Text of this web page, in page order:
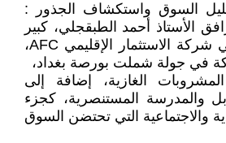
السوق واستكشاف الجذور :
أيار 2025، رافق الأستاذ أحمد الطبقجلي، كبير
الخبراء الاقتصاديين في شركة الاستثمار الإقليمي AFC،
في جولة شملت بورصة بغداد،
الغازية، إضافة إلى
والمدرسة المستنصرية، كجزء
والاجتماعية التي تحتضن السوق